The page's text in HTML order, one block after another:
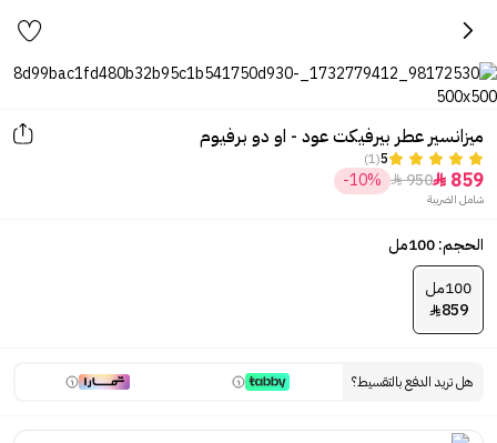
ميزانسير عطر بيرفيكت عود - او دو برفيوم
5
(1)
859

950

-10%
شامل الضريبة
الحجم: 100مل
100مل
859

هل تريد الدفع بالتقسيط؟